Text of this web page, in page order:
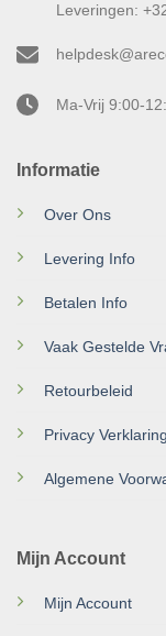
Informatie
Over Ons
Levering Info
Betalen Info
Vaak Gestelde
Retourbeleid
Privacy Verklaring
Algemene
Mijn Account
Mijn Account
Leveringen:
Ma-Vrij 9:00-